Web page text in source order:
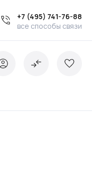
+7 (495) 741-76-88
все способы связи